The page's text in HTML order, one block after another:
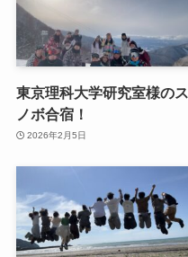
東京理科大学研究室様のス
ノボ合宿！
2026年2月5日